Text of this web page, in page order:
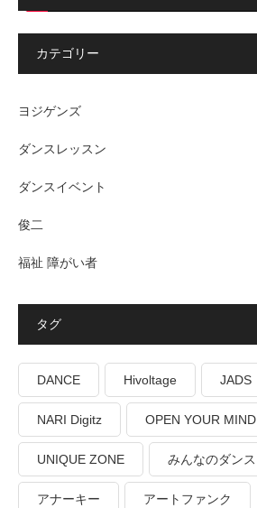
カテゴリー
ヨジゲンズ
ダンスレッスン
ダンスイベント
俊二
福祉 障がい者
タグ
DANCE Hivoltage JADS
NARI Digitz OPEN YOUR MIND
UNIQUE ZONE みんなのダンス
アナーキー アートファンク